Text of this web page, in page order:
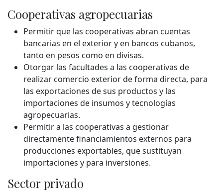
Cooperativas agropecuarias
Permitir que las cooperativas abran cuentas
bancarias en el exterior y en bancos cubanos,
tanto en pesos como en divisas.
Otorgar las facultades a las cooperativas de
realizar comercio exterior de forma directa, para
las exportaciones de sus productos y las
importaciones de insumos y tecnologías
agropecuarias.
Permitir a las cooperativas a gestionar
directamente financiamientos externos para
producciones exportables, que sustituyan
importaciones y para inversiones.
Sector privado